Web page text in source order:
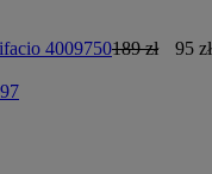
4009750189 zł
95 zł